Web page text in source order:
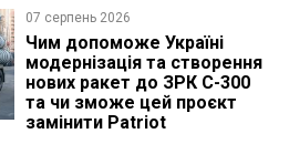
07 серпень 2026
Чим допоможе Україні
модернізація та створення
нових ракет до ЗРК С-300
та чи зможе цей проєкт
замінити Patriot